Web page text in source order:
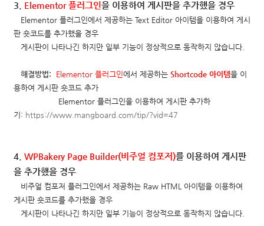
3. Elementor 플러그인을 이용하여 게시판을 추가했을 경우
Elementor 플러그인에서 제공하는 Text Editor 아이템을 이용하여 게시
판 숏코드를 추가했을 경우
게시판이 나타나긴 하지만 일부 기능이 정상적으로 동작하지 않습니다.
해결방법: Elementor 플러그인에서 제공하는 Shortcode 아이템을 이
용하여 게시판 숏코드 추가
Elementor 플러그인을 이용하여 게시판 추가하
기: https://www.mangboard.com/tip/?vid=47
4. WPBakery Page Builder(비 주얼 컴포저)를 이용하여 게시판
을 추가했을 경우
비주얼 컴포저 플러그인에서 제공하는 Raw HTML 아이템을 이용하여
게시판 숏코드를 추가했을 경우
게시판이 나타나긴 하지만 일부 기능이 정상적으로 동작하지 않습니다.